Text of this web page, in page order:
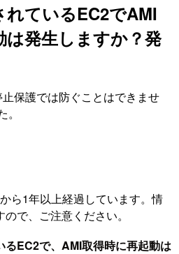
れているEC2でAMI
は発生しますか？発
保護では防ぐことはできませ
ら1年以上経過しています。情
で、ご注意ください。
るEC2で、AMI取得時に再起動は